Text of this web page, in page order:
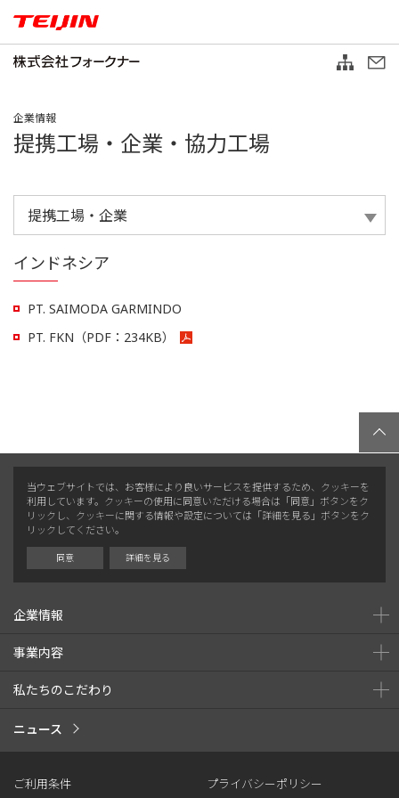
企業情報
提携工場・企業・協力工場
インドネシア
PT. SAIMODA GARMINDO
PT. FKN （PDF： 234KB）
当ウェブサイトでは、お客様により良いサービスを提供するため、クッキーを
利用しています。クッキーの使用に同意いただける場合は「同意」ボタンをク
リックし、クッキーに関する情報や設定については「詳細を見る」ボタンをク
リックしてください。
同意 詳細を見る
企業情報
事業内容
私たちのこだわり
ニュース
ご利用条件 プライバシーポリシー